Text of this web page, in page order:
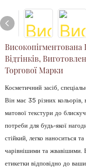
Високопігментована
Відтінків,
Торгової Марки
Косметичний засіб,
Він має 35 різних кольорів,
матової текстури до
потреби для будь-якої
стійкий, легко наноситься
чарівнішими та жвавішими.
етикетки відповідно до